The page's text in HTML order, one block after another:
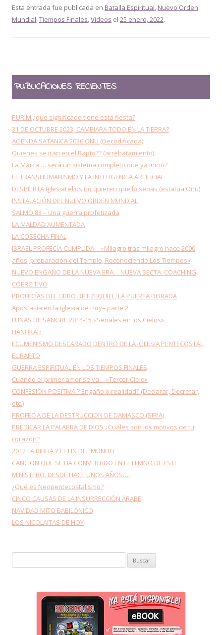
Esta entrada fue publicada en Batalla Espiritual, Nuevo Orden
Mundial,Tiempos Finales,Videos el 25 enero, 2022.
PUBLICACIONES RECIENTES
PURIM ¿que significado tiene esta fiesta?
31 DE OCTUBRE 2023, CAMBIARA TODO EN LA TIERRA?
AGENDA SATANICA 2030 ONU (Decodificada)
Quienes se iran en el Rapto?? (arrebatamiento)
La Marca … será un sistema completo que ya inició?
EL TRANSHUMANISMO Y LA INTELIGENCIA ARTIFICIAL
DESPIERTA Iglesia! ellos no quieren que lo sepas (estatua Onu)
INSTALACIÓN DEL NUEVO ORDEN MUNDIAL
SALMO 83 – Una guerra profetizada
LA MALDAD AUMENTADA
LA COSECHA FINAL
ISRAEL PROFECÍA CUMPLIDA – «Milagro tras milagro hace 2000
años, preparación del Templo, Reconociendo Los Tiempos»
NUEVO ENGAÑO DE LA NUEVA ERA… NUEVA SECTA: COACHING
COERCITIVO
PROFECÍAS DEL LIBRO DE EZEQUIEL, LA PUERTA DORADA
Apostasía en la Iglesia de Hoy– parte 2
LUNAS DE SANGRE 2014-15 «Señales en los Cielos»
HANUKAH
ECUMENISMO DESCARADO DENTRO DE LA IGLESIA PENTECOSTAL
EL RAPTO
GUERRA ESPIRITUAL EN LOS TIEMPOS FINALES
Cuando el primer amor se va – «Tercer Cielo»
CONFESION POSITIVA ? Engaño o realidad? (Declarar, Decretar,
etc.)
PROFECIA DE LA DESTRUCCION DE DAMASCO (SIRIA)
PREDICAR LA PALABRA DE DIOS ¿Cuáles son los motivos de tu
corazón?
2012 LA BIBLIA Y EL FIN DEL MUNDO
CANCION QUE SE HA CONVERTIDO EN EL HIMNO DE ESTE
MINISTERO, DESDE HACE UNOS AÑOS….
¿Qué es Neopentecostalismo?
CINCO CAUSAS DE LA INSURRECCIÓN ÁRABE
NAVIDAD MITO BABILONICO
LOS NICOLAITAS DE HOY